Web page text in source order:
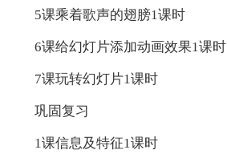
5课乘着歌声的翅膀1课时
6课给幻灯片添加动画效果1课时
7课玩转幻灯片1课时
巩固复习
1课信息及特征1课时